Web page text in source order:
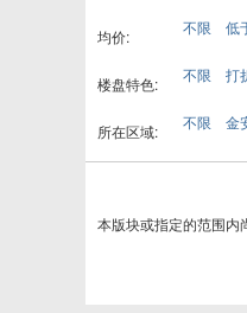
均价: 不限 低
楼盘特色: 不限 打
所在区域: 不限 金
本版块或指定的范围内